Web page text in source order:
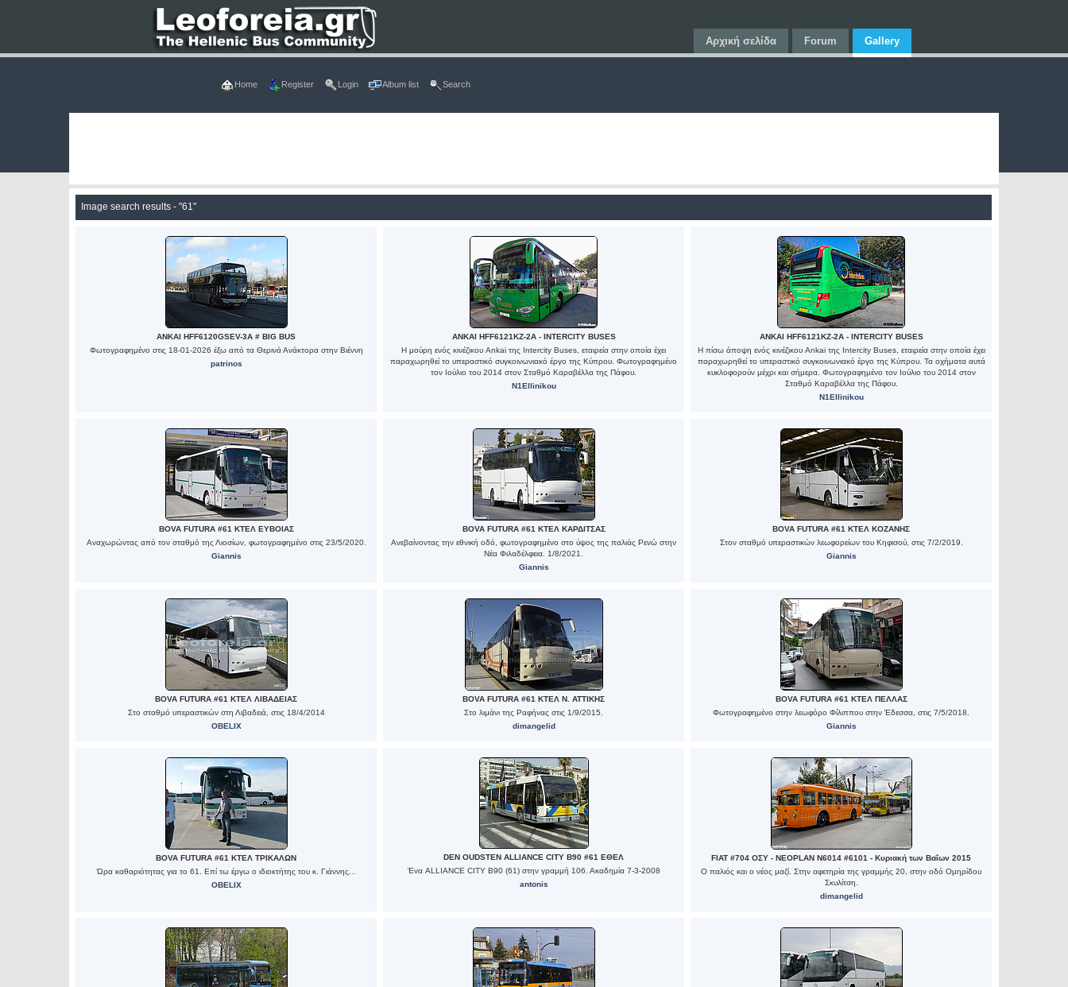
Αρχική σελίδα Forum Gallery
Home Register Login Album list Search
Image search results - "61"
ANKAI HFF6120GSEV-3A # BIG BUS
Φωτογραφημένο στις 18-01-2026 έξω από τα Θερινά Ανάκτορα στην Βιέννη
patrinos
ANKAI HFF6121KZ-2A - INTERCITY BUSES
Η μούρη ενός κινέζικου Ankai της Intercity Buses, εταιρεία στην οποία έχει
παραχωρηθεί το υπεραστικό συγκοινωνιακό έργο της Κύπρου. Φωτογραφημένο
τον Ιούλιο του 2014 στον Σταθμό Καραβέλλα της Πάφου.
N1Ellinikou
ANKAI HFF6121KZ-2A - INTERCITY BUSES
Η πίσω άποψη ενός κινέζικου Ankai της Intercity Buses, εταιρεία στην οποία έχει
παραχωρηθεί το υπεραστικό συγκοινωνιακό έργο της Κύπρου. Τα οχήματα αυτά
κυκλοφορούν μέχρι και σήμερα. Φωτογραφημένο τον Ιούλιο του 2014 στον
Σταθμό Καραβέλλα της Πάφου.
N1Ellinikou
BOVA FUTURA #61 ΚΤΕΛ ΕΥΒΟΙΑΣ
Αναχωρώντας από τον σταθμό της Λιοσίων, φωτογραφημένο στις 23/5/2020.
Giannis
BOVA FUTURA #61 ΚΤΕΛ ΚΑΡΔΙΤΣΑΣ
Ανεβαίνοντας την εθνική οδό, φωτογραφημένο στο ύψος της παλιάς Ρενώ στην
Νέα Φιλαδέλφεια. 1/8/2021.
Giannis
BOVA FUTURA #61 ΚΤΕΛ ΚΟΖΑΝΗΣ
Στον σταθμό υπεραστικών λεωφορείων του Κηφισού, στις 7/2/2019.
Giannis
BOVA FUTURA #61 ΚΤΕΛ ΛΙΒΑΔΕΙΑΣ
Στο σταθμό υπεραστικών στη Λιβαδειά, στις 18/4/2014
OBELIX
BOVA FUTURA #61 ΚΤΕΛ Ν. ΑΤΤΙΚΗΣ
Στο λιμάνι της Ραφήνας στις 1/9/2015.
dimangelid
BOVA FUTURA #61 ΚΤΕΛ ΠΕΛΛΑΣ
Φωτογραφημένο στην λεωφόρο Φίλιππου στην Έδεσσα, στις 7/5/2018.
Giannis
BOVA FUTURA #61 ΚΤΕΛ ΤΡΙΚΑΛΩΝ
Ώρα καθαριότητας για το 61. Επί τω έργω ο ιδιοκτήτης του κ. Γιάννης...
OBELIX
DEN OUDSTEN ALLIANCE CITY B90 #61 ΕΘΕΛ
Ένα ALLIANCE CITY B90 (61) στην γραμμή 106. Ακαδημία 7-3-2008
antonis
FIAT #704 ΟΣΥ - NEOPLAN N6014 #6101 - Κυριακή των Βαΐων 2015
Ο παλιός και ο νέος μαζί. Στην αφετηρία της γραμμής 20, στην οδό Ομηρίδου
Σκυλίτση.
dimangelid